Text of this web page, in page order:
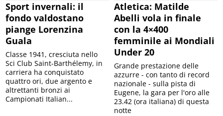
Sport invernali: il
fondo valdostano
piange Lorenzina
Guala
Classe 1941, cresciuta nello
Sci Club Saint-Barthélemy, in
carriera ha conquistato
quattro ori, due argento e
altrettanti bronzi ai
Campionati Italian...
Atletica: Matilde
Abelli vola in finale
con la 4×400
femminile ai Mondiali
Under 20
Grande prestazione delle
azzurre - con tanto di record
nazionale - sulla pista di
Eugene, la gara per l'oro alle
23.42 (ora italiana) di questa
notte